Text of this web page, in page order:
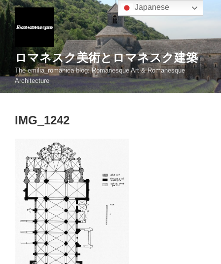
コ
ン
ス
キ
ロマネスク美術とロマネスク建築
The emilia_romanica blog: Romanesque Art & Romanesque
Architecture
IMG_1242
Japanese